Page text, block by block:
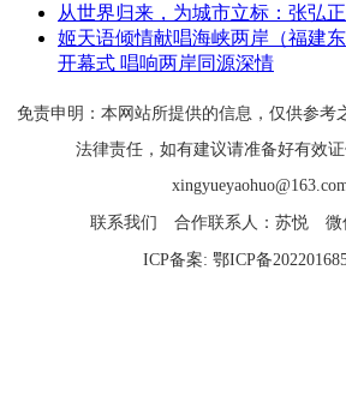
从世界归来，为城市立标：张弘
姬天语倾情献唱海峡两岸（福建
开幕式 唱响两岸同源深情
免责申明：本网站所提供的信息，仅供参考
法律责任，如有建议请准备好有效证
xingyueyaohuo@163.com
联系我们 合作联系人：苏悦 微
ICP备案: 鄂ICP备